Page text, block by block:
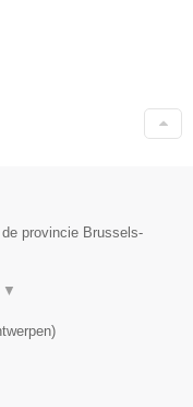
provincie Brussels-
▼
)